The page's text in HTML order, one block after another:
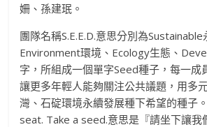
姍、孫建珉。
團隊名稱S.E.E.D.意思分別為Sustainable
Environment環境、Ecology生態、
字，所組成一個單字Seed種子，每一成
讓更多年輕人能夠關注公共議題，用多
灣、石碇環境永續發展種下希望的種子
seat. Take a seed.意思是『請坐下讓我